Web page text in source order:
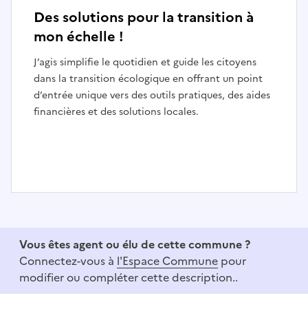
Des solutions pour la transition à
mon échelle !
J’agis simplifie le quotidien et guide les citoyens
dans la transition écologique en offrant un point
d’entrée unique vers des outils pratiques, des aides
financières et des solutions locales.
f
Vous êtes agent ou élu de cette commune ?
Connectez-vous à l'Espace Commune pour
modifier ou compléter cette description..